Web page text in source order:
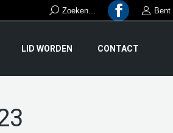
Search:
Zoeken...
Facebook
Bent
LID WORDEN CONTACT